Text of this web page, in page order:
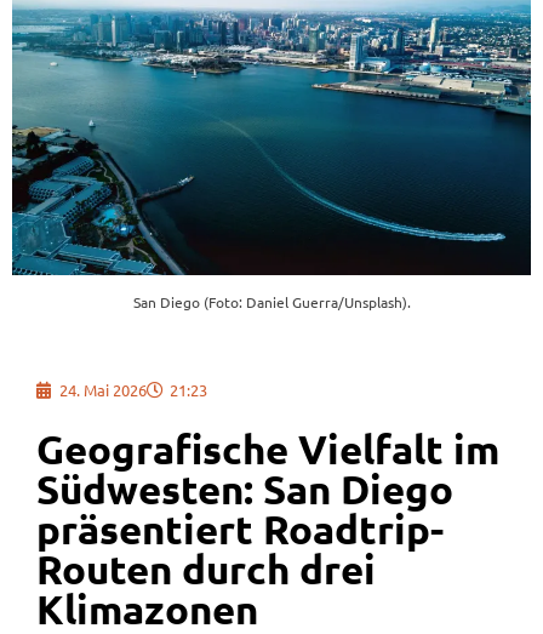
San Diego (Foto: Daniel Guerra/Unsplash).
24. Mai 2026 21:23
Geografische Vielfalt im
Südwesten: San Diego
präsentiert Roadtrip-
Routen durch drei
Klimazonen